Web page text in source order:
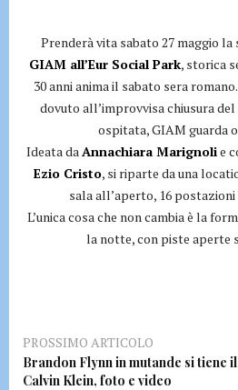
Prenderà vita sabato 27 maggio
GIAM all’Eur Social Park, storica
30 anni anima il sabato sera
dovuto all’improvvisa chiusura
ospitata, GIAM guarda
Ideata daAnnachiara Marignolie
Ezio Cristo, si riparte da una
sala all’aperto, 16
L’unica cosa che non cambia è la
la notte, con piste aperte
PROSSIMO ARTICOLO
Brandon Flynn in mutande si tiene
Calvin Klein, foto e video